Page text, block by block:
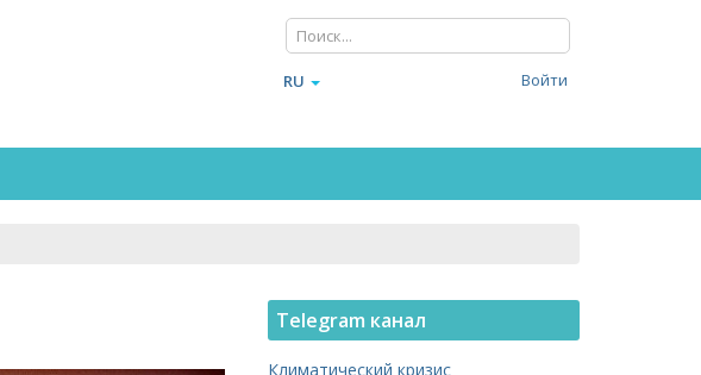
RU Войти
Telegram канал
Климатический кризис